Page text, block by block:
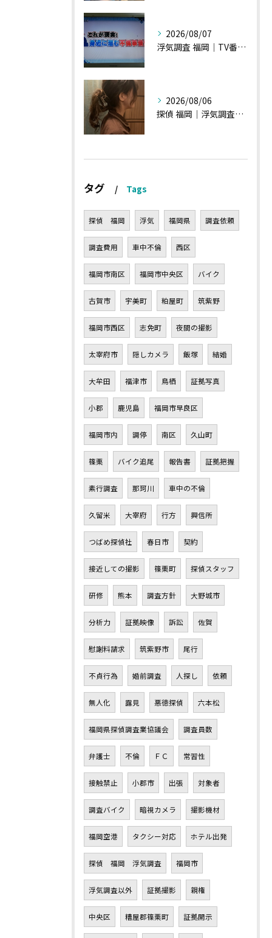
2026/08/07
浮気調査 福岡｜TV番組15分間の特集の時のお話①
2026/08/06
探偵 福岡｜浮気調査の現場から・・・・チハルさん特集
タグ Tags
探偵 福岡 浮気 福岡県 調査依頼
調査費用 車中不倫 西区
福岡市南区 福岡市中央区 バイク
古賀市 宇美町 粕屋町 筑紫野
福岡市西区 志免町 夜間の撮影
太宰府市 隠しカメラ 飯塚 結婚
大牟田 福津市 鳥栖 証拠写真
小郡 鹿児島 福岡市早良区
福岡市内 調停 南区 久山町
篠栗 バイク追尾 報告書 証拠把握
素行調査 那珂川 車中の不倫
久留米 大宰府 行方 興信所
つばめ探偵社 春日市 契約
接近しての撮影 篠栗町 探偵スタッフ
研修 熊本 調査方針 大野城市
分析力 証拠映像 訴訟 佐賀
慰謝料請求 筑紫野市 尾行
不貞行為 婚前調査 人探し 依頼
無人化 露見 悪徳探偵 六本松
福岡県探偵調査業協議会 調査員数
弁護士 不倫 ＦＣ 常習性
接触禁止 小郡市 出張 対象者
調査バイク 暗視カメラ 撮影機材
福岡空港 タクシー対応 ホテル出発
探偵 福岡 浮気調査 福岡市
浮気調査以外 証拠撮影 親権
中央区 糟屋郡篠栗町 証拠開示